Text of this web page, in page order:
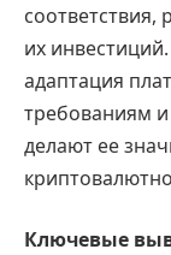
соответствия,
их
адаптация
требованиям
делают ее
Ключевые